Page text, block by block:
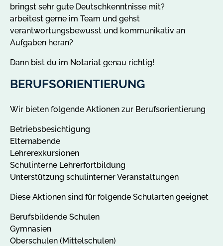
bringst sehr gute Deutschkenntnisse mit?
arbeitest gerne im Team und gehst
verantwortungsbewusst und kommunikativ an
Aufgaben heran?
Dann bist du im Notariat genau richtig!
BERUFSORIENTIERUNG
Wir bieten folgende Aktionen zur Berufsorientierung
Betriebsbesichtigung
Elternabende
Lehrerexkursionen
Schulinterne Lehrerfortbildung
Unterstützung schulinterner Veranstaltungen
Diese Aktionen sind für folgende Schularten geeignet
Berufsbildende Schulen
Gymnasien
Oberschulen (Mittelschulen)